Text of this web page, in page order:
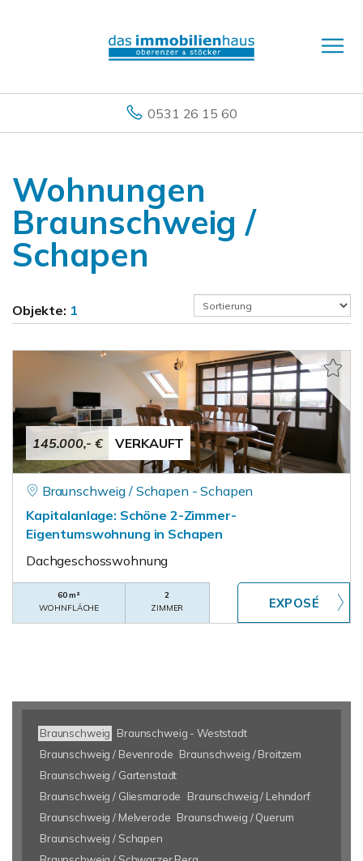
0531 26 15 60
Wohnungen
Braunschweig /
Schapen
Objekte: 1
145.000,- € VERKAUFT
Braunschweig / Schapen - Schapen
Kapitalanlage: Schöne 2-Zimmer-
Eigentumswohnung in Schapen
Dachgeschosswohnung
60 m²
WOHNFLÄCHE
2
ZIMMER
Braunschweig
Braunschweig - Weststadt
Braunschweig / Bevenrode Braunschweig / Broitzem
Braunschweig / Gartenstadt
Braunschweig / Gliesmarode
Braunschweig / Lehndorf
Braunschweig / Melverode Braunschweig / Querum
Braunschweig / Schapen